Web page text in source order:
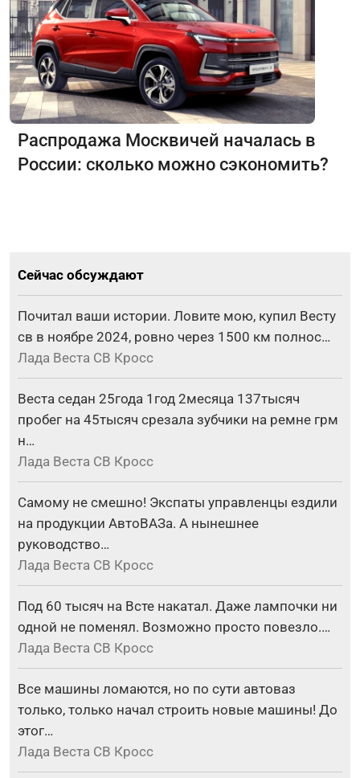
Распродажа Москвичей началась в
России: сколько можно сэкономить?
Сейчас обсуждают
Почитал ваши истории. Ловите мою, купил Весту
св в ноябре 2024, ровно через 1500 км полнос…
Лада Веста СВ Кросс
Веста седан 25года 1год 2месяца 137тысяч
пробег на 45тысяч срезала зубчики на ремне грм
н…
Лада Веста СВ Кросс
Самому не смешно! Экспаты управленцы ездили
на продукции АвтоВАЗа. А нынешнее
руководство…
Лада Веста СВ Кросс
Под 60 тысяч на Всте накатал. Даже лампочки ни
одной не поменял. Возможно просто повезло.…
Лада Веста СВ Кросс
Все машины ломаются, но по сути автоваз
только, только начал строить новые машины! До
этог…
Лада Веста СВ Кросс